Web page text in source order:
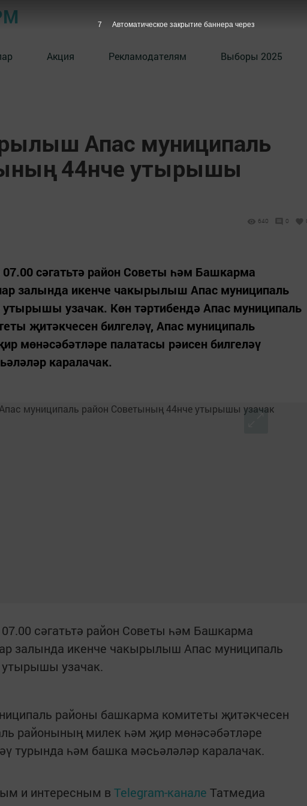
Акция Рекламодателям Выборы 2025
Апас муниципаль
44нче утырышы
640 0
сәгатьтә район Советы һәм Башкарма
залында икенче чакырылыш Апас муниципаль
узачак. Көн тәртибендә Апас муниципаль
җитәкчесен билгеләү, Апас муниципаль
мөнәсәбәтләре палатасы рәисен билгеләү
каралачак.
сәгатьтә район Советы һәм Башкарма
залында икенче чакырылыш Апас муниципаль
узачак.
районы башкарма комитеты җитәкчесен
районының милек һәм җир мөнәсәбәтләре
турында һәм башка мәсьәләләр каралачак.
и интересным в Telegram-канале Татмедиа
7 Автоматическое закрытие баннера через